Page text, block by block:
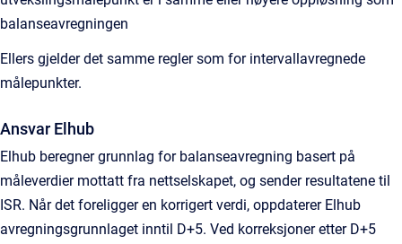
balanseavregningen
Ellers gjelder det samme regler som for intervallavregnede
målepunkter.
Ansvar Elhub
Elhub beregner grunnlag for balanseavregning basert på
måleverdier mottatt fra nettselskapet, og sender resultatene til
ISR. Når det foreligger en korrigert verdi, oppdaterer Elhub
avregningsgrunnlaget inntil D+5. Ved korreksjoner etter D+5